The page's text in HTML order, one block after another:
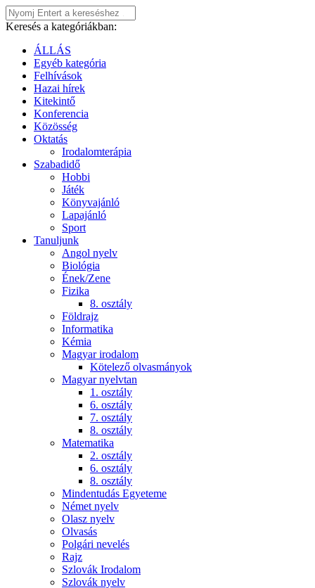
Keresés a kategóriákban:
ÁLLÁS
Egyéb kategória
Felhívások
Hazai hírek
Kitekintő
Konferencia
Közösség
Oktatás
Irodalomterápia
Szabadidő
Hobbi
Játék
Könyvajánló
Lapajánló
Sport
Tanuljunk
Angol nyelv
Biológia
Ének/Zene
Fizika
8. osztály
Földrajz
Informatika
Kémia
Magyar irodalom
Kötelező olvasmányok
Magyar nyelvtan
1. osztály
6. osztály
7. osztály
8. osztály
Matematika
2. osztály
6. osztály
8. osztály
Mindentudás Egyeteme
Német nyelv
Olasz nyelv
Olvasás
Polgári nevelés
Rajz
Szlovák Irodalom
Szlovák nyelv